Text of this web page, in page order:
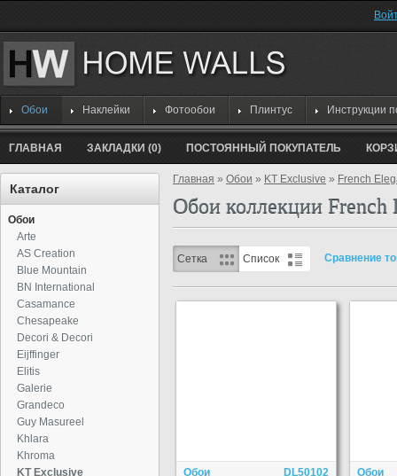
Обои Наклейки Фотообои Плинтус Инструкции
ГЛАВНАЯ ЗАКЛАДКИ (0) ПОСТОЯННЫЙ ПОКУПАТЕЛЬ
Каталог
Обои
Arte
AS Creation
Blue Mountain
BN International
Casamance
Chesapeake
Decori & Decori
Eijffinger
Elitis
Galerie
Grandeco
Guy Masureel
Khlara
Khroma
KT Exclusive
Главная » Обои » KT Exclusive » French
Обои коллекции
Сетка Список Сравнение
Обои DL50102 Обои